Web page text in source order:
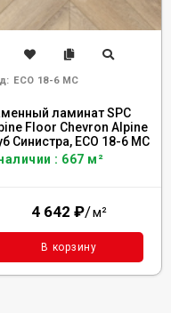
ECO 18-6 MC
ламинат SPC
Floor Chevron Alpine
Синистра, ECO 18-6 MC
: 667 м²
4 642 ₽/м²
В корзину